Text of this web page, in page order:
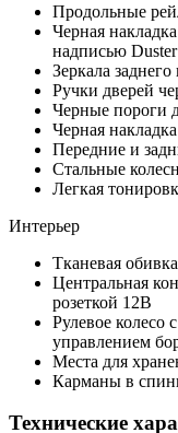
Продольные
Черная
надписью Duster
Зеркала
Ручки дверей
Черные пороги
Черная
Передние и
Стальные
Легкая
Интерьер
Тканевая
Центральная
розеткой 12В
Рулевое колесо
управлением
Места для
Карманы в
Технические